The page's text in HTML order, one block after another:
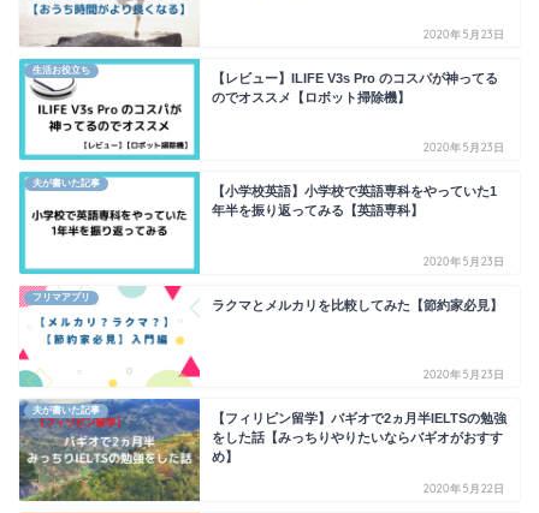
2020年5月23日
生活お役立ち
【レビュー】ILIFE V3s Pro のコスパが神ってる
のでオススメ【ロボット掃除機】
2020年5月23日
夫が書いた記事
【小学校英語】小学校で英語専科をやっていた1
年半を振り返ってみる【英語専科】
2020年5月23日
フリマアプリ
ラクマとメルカリを比較してみた【節約家必見】
2020年5月23日
夫が書いた記事
【フィリピン留学】バギオで2ヵ月半IELTSの勉強
をした話【みっちりやりたいならバギオがおすす
め】
2020年5月22日